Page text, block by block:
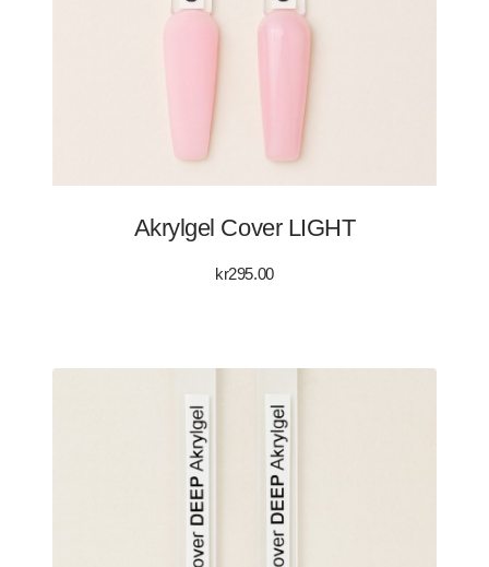
Akrylgel Cover LIGHT
kr295.00